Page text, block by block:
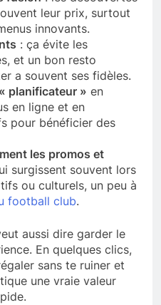
leur prix, surtout
innovants.
: ça évite les
et un bon resto
a souvent ses fidèles.
planificateur » en
en ligne et en
pour bénéficier des
les promos et
surgissent souvent lors
ou culturels, un peu à
football club.
aussi dire garder le
En quelques clics,
sans te ruiner et
une vraie valeur